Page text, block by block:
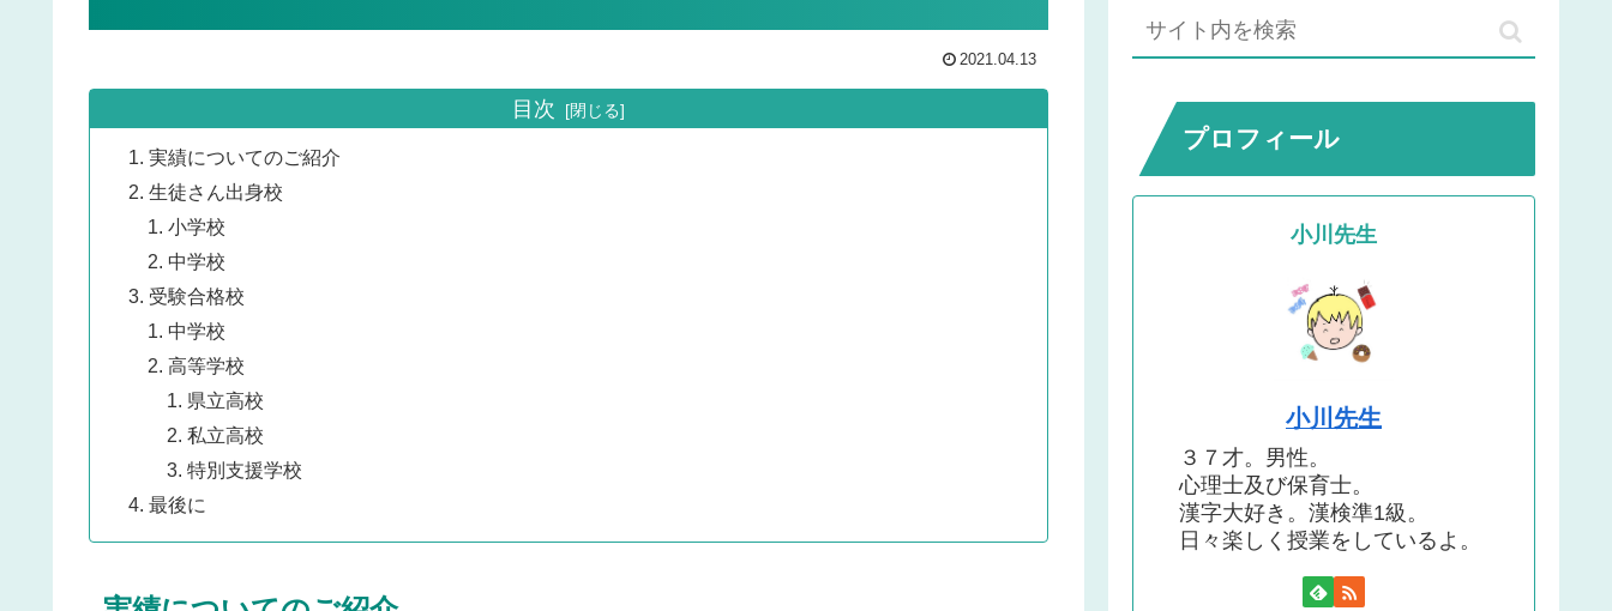
2021.04.13
目次
実績についてのご紹介
生徒さん出身校
小学校
中学校
受験合格校
中学校
高等学校
県立高校
私立高校
特別支援学校
最後に
プロフィール
小川先生
小川先生
３７才。男性。
心理士及び保育士。
漢字大好き。漢検準1級。
日々楽しく授業をしているよ。